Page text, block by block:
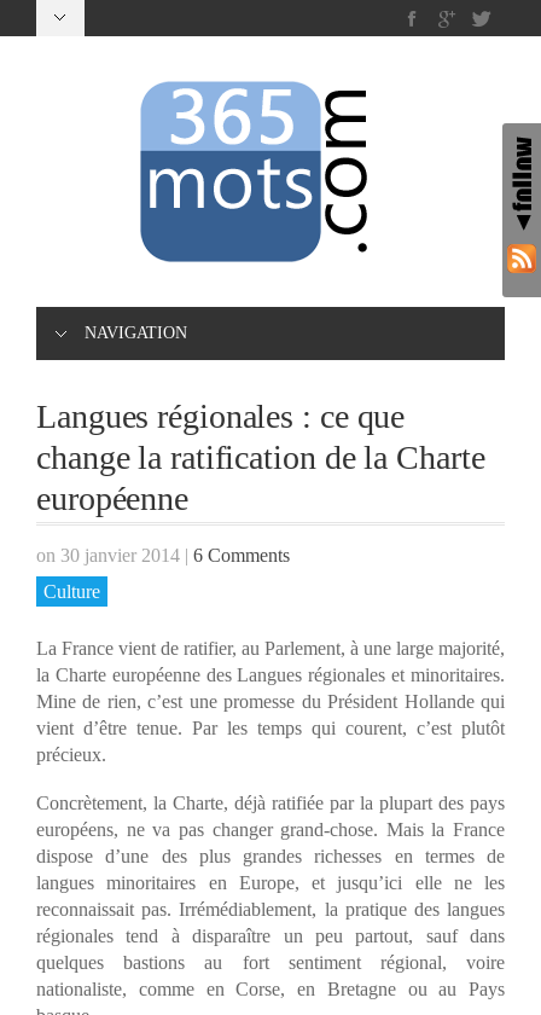
NAVIGATION
Langues régionales : ce que
change la ratification de la Charte
européenne
on 30 janvier 2014 | 6 Comments
Culture
La France vient de ratifier, au Parlement, à une large majorité,
la Charte européenne des Langues régionales et minoritaires.
Mine de rien, c’est une promesse du Président Hollande qui
vient d’être tenue. Par les temps qui courent, c’est plutôt
précieux.
Concrètement, la Charte, déjà ratifiée par la plupart des pays
européens, ne va pas changer grand-chose. Mais la France
dispose d’une des plus grandes richesses en termes de
langues minoritaires en Europe, et jusqu’ici elle ne les
reconnaissait pas. Irrémédiablement, la pratique des langues
régionales tend à disparaître un peu partout, sauf dans
quelques bastions au fort sentiment régional, voire
nationaliste, comme en Corse, en Bretagne ou au Pays